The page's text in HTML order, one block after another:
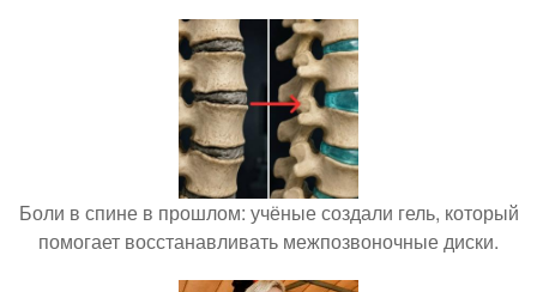
Боли в спине в прошлом: учёные создали гель, который
помогает восстанавливать межпозвоночные диски.